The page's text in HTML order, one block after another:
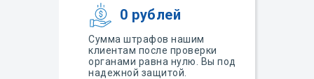
Сумма штрафов нашим
клиентам после проверки
органами равна нулю. Вы под
надежной защитой.
0 рублей